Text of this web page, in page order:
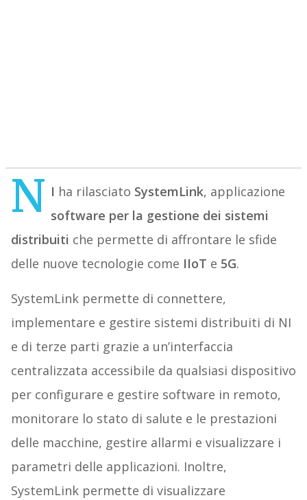
N I ha rilasciato SystemLink, applicazione
software per la gestione dei sistemi
distribuiti che permette di affrontare le sfide
delle nuove tecnologie come IIoT e 5G.
SystemLink permette di connettere,
implementare e gestire sistemi distribuiti di NI
e di terze parti grazie a un’interfaccia
centralizzata accessibile da qualsiasi dispositivo
per configurare e gestire software in remoto,
monitorare lo stato di salute e le prestazioni
delle macchine, gestire allarmi e visualizzare i
parametri delle applicazioni. Inoltre,
SystemLink permette di visualizzare